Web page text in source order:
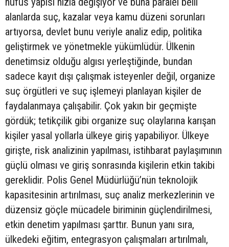
alanlarda suç, kazalar veya kamu düzeni sorunları
artıyorsa, devlet bunu veriyle analiz edip, politika
geliştirmek ve yönetmekle yükümlüdür. Ülkenin
denetimsiz olduğu algısı yerleştiğinde, bundan
sadece kayıt dışı çalışmak isteyenler değil, organize
suç örgütleri ve suç işlemeyi planlayan kişiler de
faydalanmaya çalışabilir. Çok yakın bir geçmişte
gördük; tetikçilik gibi organize suç olaylarına karışan
kişiler yasal yollarla ülkeye giriş yapabiliyor. Ülkeye
girişte, risk analizinin yapılması, istihbarat paylaşımının
güçlü olması ve giriş sonrasında kişilerin etkin takibi
gereklidir. Polis Genel Müdürlüğü’nün teknolojik
kapasitesinin artırılması, suç analiz merkezlerinin ve
düzensiz göçle mücadele biriminin güçlendirilmesi,
etkin denetim yapılması şarttır. Bunun yanı sıra,
ülkedeki eğitim, entegrasyon çalışmaları artırılmalı,